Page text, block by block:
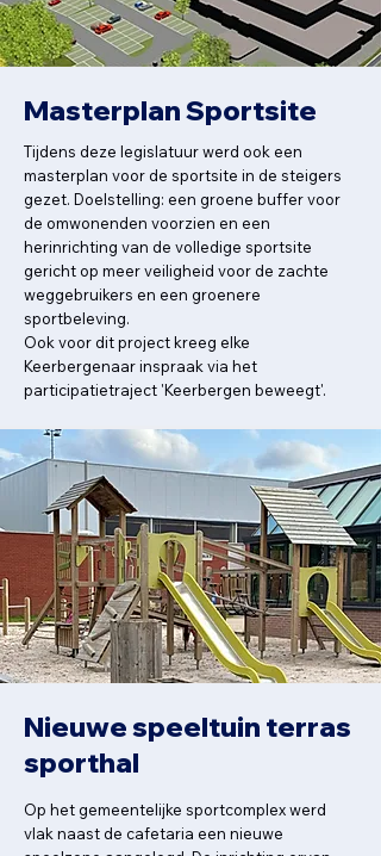
Masterplan Sportsite
Tijdens deze legislatuur werd ook een
masterplan voor de sportsite in de steigers
gezet. Doelstelling: een groene buffer voor
de omwonenden voorzien en een
herinrichting van de volledige sportsite
gericht op meer veiligheid voor de zachte
weggebruikers en een groenere
sportbeleving.
Ook voor dit project kreeg elke
Keerbergenaar inspraak via het
participatietraject 'Keerbergen beweegt'.
Nieuwe speeltuin terras
sporthal
Op het gemeentelijke sportcomplex werd
vlak naast de cafetaria een nieuwe